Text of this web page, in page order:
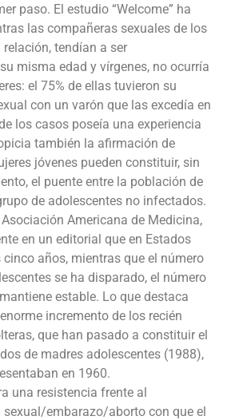
paso. El estudio “Welcome” ha
las compañeras sexuales de los
tendían a ser
misma edad y vírgenes, no ocurría
el 75% de ellas tuvieron su
con un varón que las excedía en
los casos poseía una experiencia
también la afirmación de
jóvenes pueden constituir, sin
el puente entre la población de
de adolescentes no infectados.
Americana de Medicina,
en un editorial que en Estados
años, mientras que el número
se ha disparado, el número
estable. Lo que destaca
incremento de los recién
que han pasado a constituir el
de madres adolescentes (1988),
en 1960.
una resistencia frente al
embarazo/aborto con que el